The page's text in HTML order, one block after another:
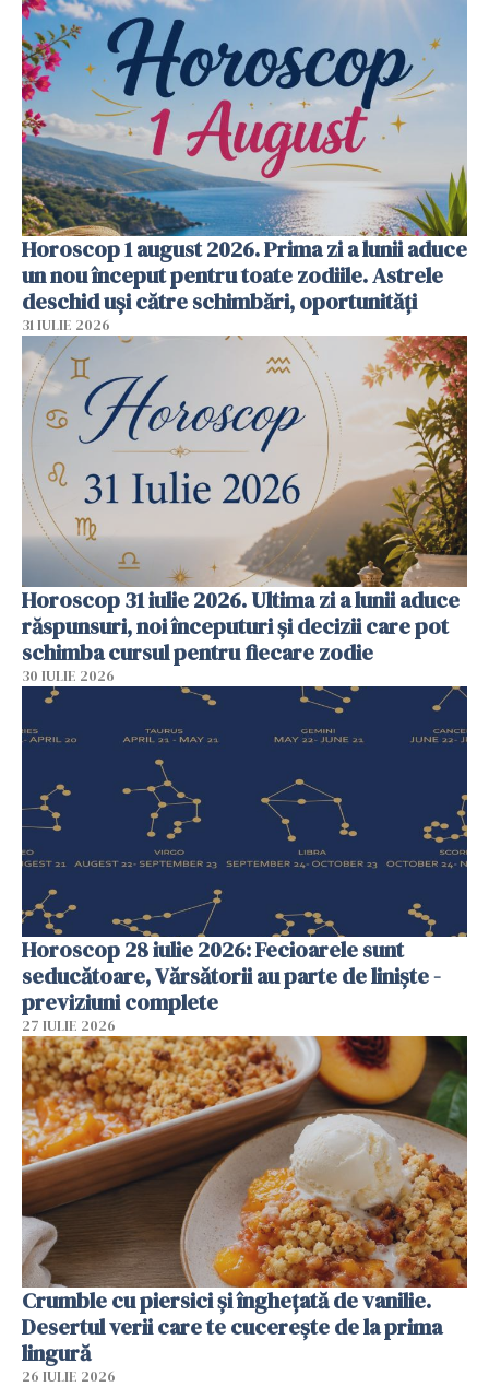
Horoscop 1 august 2026. Prima zi a lunii aduce
un nou început pentru toate zodiile. Astrele
deschid uși către schimbări, oportunități
31 IULIE 2026
Horoscop 31 iulie 2026. Ultima zi a lunii aduce
răspunsuri, noi începuturi și decizii care pot
schimba cursul pentru fiecare zodie
30 IULIE 2026
Horoscop 28 iulie 2026: Fecioarele sunt
seducătoare, Vărsătorii au parte de liniște -
previziuni complete
27 IULIE 2026
Crumble cu piersici și înghețată de vanilie.
Desertul verii care te cucerește de la prima
lingură
26 IULIE 2026